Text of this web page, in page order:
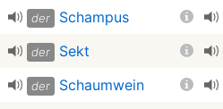
der Schampus
der Sekt
der Schaumwein